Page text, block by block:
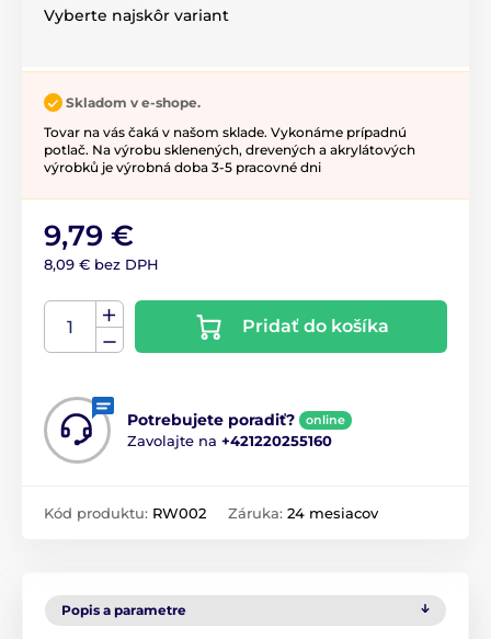
Vyberte najskôr variant
Skladom v e-shope.
Tovar na vás čaká v našom sklade. Vykonáme prípadnú
potlač. Na výrobu sklenených, drevených a akrylátových
výrobků je výrobná doba 3-5 pracovné dni
9,79 €
8,09 € bez DPH
Pridať do košíka
Potrebujete poradiť? online
Zavolajte na +421220255160
Kód produktu: RW002 Záruka: 24 mesiacov
Popis a parametre